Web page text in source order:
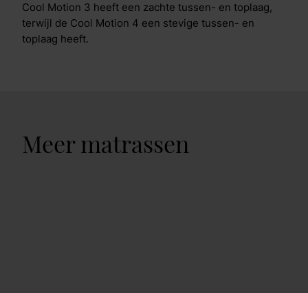
Cool Motion 3 heeft een zachte tussen- en toplaag,
terwijl de Cool Motion 4 een stevige tussen- en
toplaag heeft.
Meer matrassen